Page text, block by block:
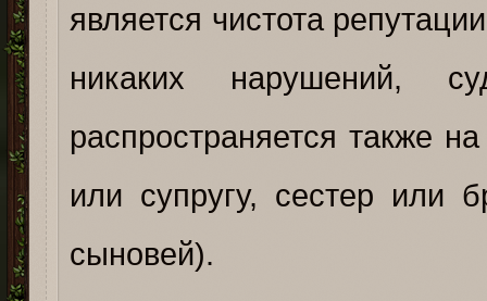
является чистота
никаких нарушений,
распространяется также
или супругу, сестер или
сыновей).